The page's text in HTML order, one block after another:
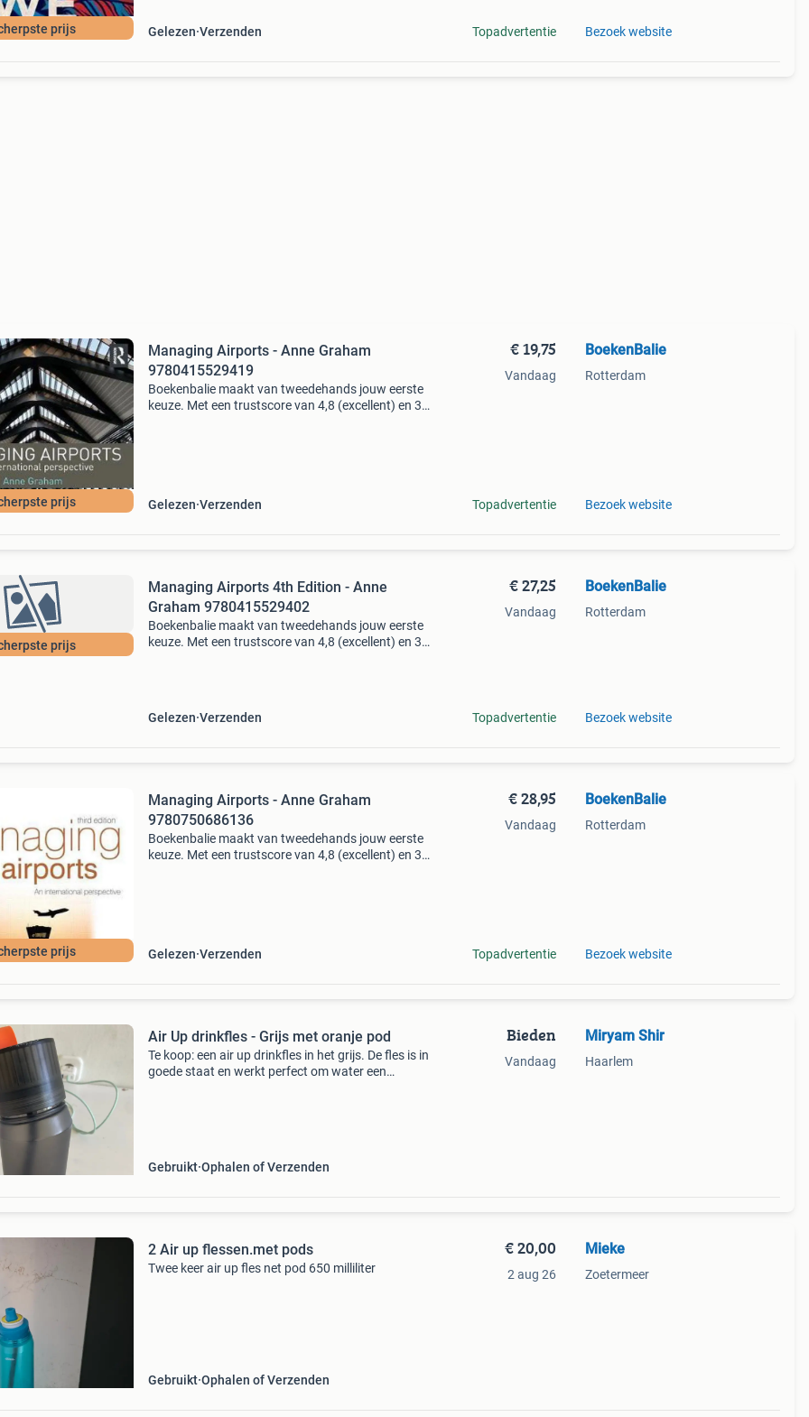
prijs Gelezen Verzenden Topadvertentie Bezoek website
prijs
Managing Airports - Anne Graham
9780415529419
Boekenbalie maakt van tweedehands jouw eerste
keuze. Met een trustscore van 4,8 (excellent) en 30
Gelezen Verzenden
€ 19,75
Vandaag
Topadvertentie
BoekenBalie
Rotterdam
Bezoek website
prijs
Managing Airports 4th Edition - Anne
Graham 9780415529402
Boekenbalie maakt van tweedehands jouw eerste
keuze. Met een trustscore van 4,8 (excellent) en 30
Gelezen Verzenden
€ 27,25
Vandaag
Topadvertentie
BoekenBalie
Rotterdam
Bezoek website
prijs
Managing Airports - Anne Graham
9780750686136
Boekenbalie maakt van tweedehands jouw eerste
keuze. Met een trustscore van 4,8 (excellent) en 30
Gelezen Verzenden
€ 28,95
Vandaag
Topadvertentie
BoekenBalie
Rotterdam
Bezoek website
Air Up drinkfles - Grijs met oranje pod
Te koop: een air up drinkfles in het grijs. De fles is in
goede staat en werkt perfect om water een
Gebruikt Ophalen of Verzenden
Bieden
Vandaag
Miryam Shir
Haarlem
2 Air up flessen.met pods
Twee keer air up fles net pod 650 milliliter
Gebruikt Ophalen of Verzenden
€ 20,00
2 aug 26
Mieke
Zoetermeer